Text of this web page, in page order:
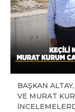
BAŞKAN
VE MURAT